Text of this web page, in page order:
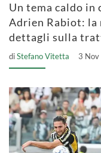
Un tema caldo in
Adrien Rabiot: la
dettagli sulla
diStefano Vitetta 3